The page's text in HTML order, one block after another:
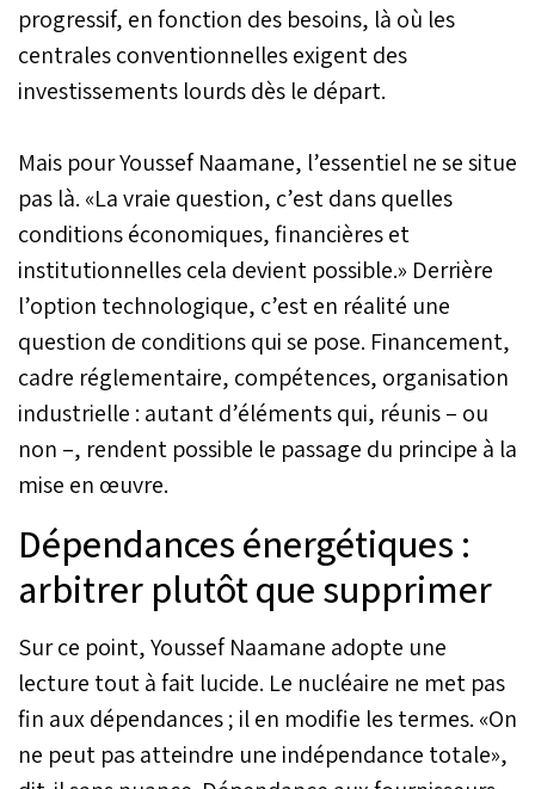
progressif, en fonction des besoins, là où les
centrales conventionnelles exigent des
investissements lourds dès le départ.
Mais pour Youssef Naamane, l’essentiel ne se situe
pas là. «La vraie question, c’est dans quelles
conditions économiques, financières et
institutionnelles cela devient possible.» Derrière
l’option technologique, c’est en réalité une
question de conditions qui se pose. Financement,
cadre réglementaire, compétences, organisation
industrielle : autant d’éléments qui, réunis – ou
non –, rendent possible le passage du principe à la
mise en œuvre.
Dépendances énergétiques :
arbitrer plutôt que supprimer
Sur ce point, Youssef Naamane adopte une
lecture tout à fait lucide. Le nucléaire ne met pas
fin aux dépendances ; il en modifie les termes. «On
ne peut pas atteindre une indépendance totale»,